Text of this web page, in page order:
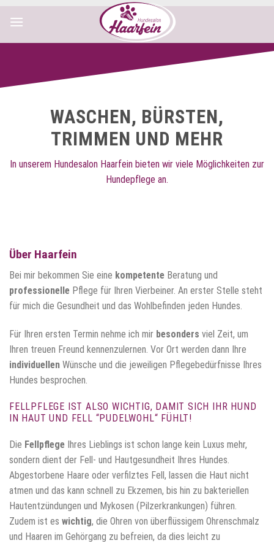
Inhalt
WASCHEN, BÜRSTEN,
TRIMMEN UND MEHR
In unserem Hundesalon Haarfein bieten wir viele Möglichkeiten zur
Hundepflege an.
Über Haarfein
Bei mir bekommen Sie eine kompetente Beratung und
professionelle Pflege für Ihren Vierbeiner. An erster Stelle steht
für mich die Gesundheit und das Wohlbefinden jeden Hundes.
Für Ihren ersten Termin nehme ich mir besonders viel Zeit, um
Ihren treuen Freund kennenzulernen. Vor Ort werden dann Ihre
individuellen Wünsche und die jeweiligen Pflegebedürfnisse Ihres
Hundes besprochen.
FELLPFLEGE IST ALSO WICHTIG, DAMIT SICH IHR HUND
IN HAUT UND FELL “PUDELWOHL“ FÜHLT!
Die Fellpflege Ihres Lieblings ist schon lange kein Luxus mehr,
sondern dient der Fell- und Hautgesundheit Ihres Hundes.
Abgestorbene Haare oder verfilztes Fell, lassen die Haut nicht
atmen und das kann schnell zu Ekzemen, bis hin zu bakteriellen
Hautentzündungen und Mykosen (Pilzerkrankungen) führen.
Zudem ist es wichtig, die Ohren von überflüssigem Ohrenschmalz
und Haaren im Gehörgang zu befreien, da dies leicht zu